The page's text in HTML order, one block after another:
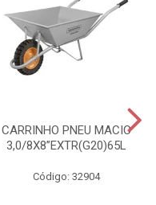
CARRINHO PNEU MACIC
3,0/8X8”EXTR(G20)65L
Código: 32904